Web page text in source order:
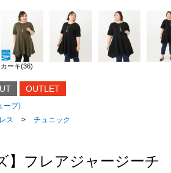
カーキ(36)
OUTLET
ーブ)
ス >
チュニック
】フレアジャージーチ